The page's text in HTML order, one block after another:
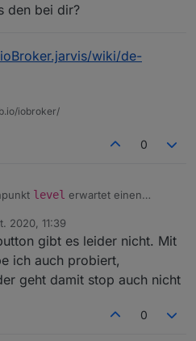
den bei dir?
wiki/de-
iobroker/
0
level erwartet einen
der Datenpunkt
erwartet die aktuelle Aktivität,
nicht (als Status) und als Trigger
es den bei dir?
ioBroker.jarvis/wiki/de-
2020, 11:39
gibt es leider nicht. Mit
ich auch probiert,
geht damit stop auch nicht
0